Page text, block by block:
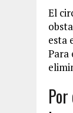
El
esta
Para